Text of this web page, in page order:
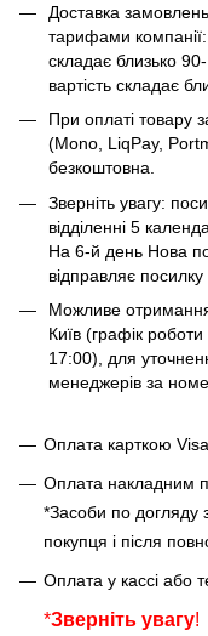
Доставка
тарифами
складає близько
вартість складає
При оплаті товару
(Mono, LiqPay,
безкоштовна.
Зверніть увагу:
відділенні 5
На 6-й день Нова
відправляє посилку
Можливе
Київ (графік
17:00), для
менеджерів за
Оплата карткою
Оплата накладним
*Засоби по догляду
покупця і після
Оплата у кассі або
*Зверніть увагу!